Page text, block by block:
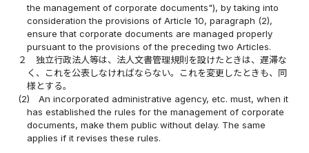
the management of corporate documents"), by taking into
consideration the provisions of Article 10, paragraph (2),
ensure that corporate documents are managed properly
pursuant to the provisions of the preceding two Articles.
２
独立行政法人等は、法人文書管理規則を設けたときは、遅滞な
く、これを公表しなければならない。これを変更したときも、同
様とする。
(2)
An incorporated administrative agency, etc. must, when it
has established the rules for the management of corporate
documents, make them public without delay. The same
applies if it revises these rules.